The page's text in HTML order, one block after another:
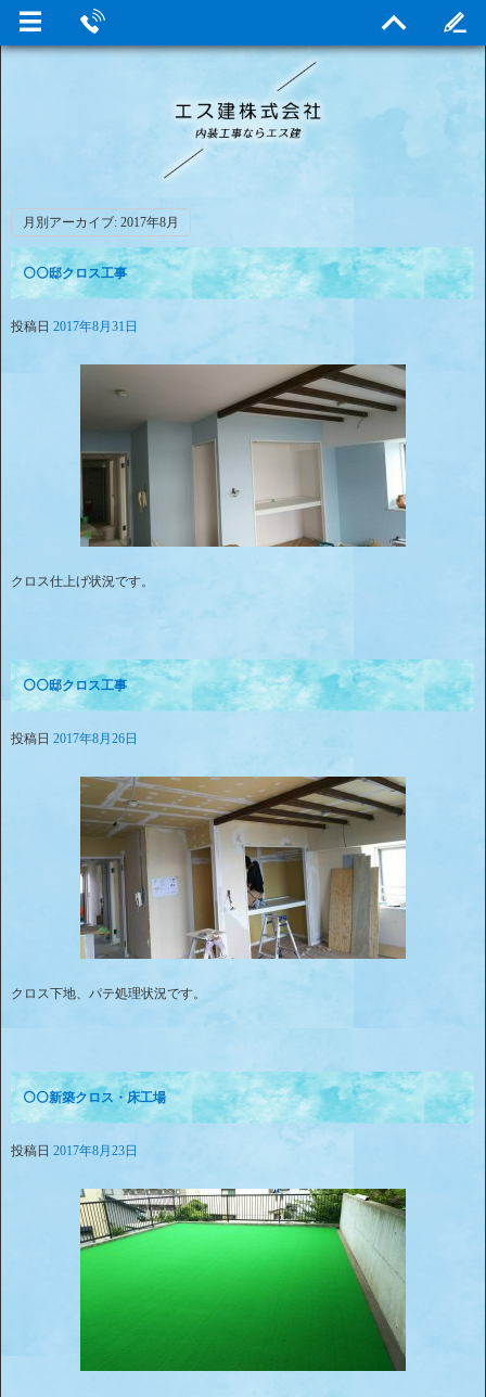
月別アーカイブ: 2017年8月
⚪⚪邸クロス工事
投稿日 2017年8月31日
クロス仕上げ状況です。
⚪⚪邸クロス工事
投稿日 2017年8月26日
クロス下地、パテ処理状況です。
⚪⚪新築クロス・床工場
投稿日 2017年8月23日